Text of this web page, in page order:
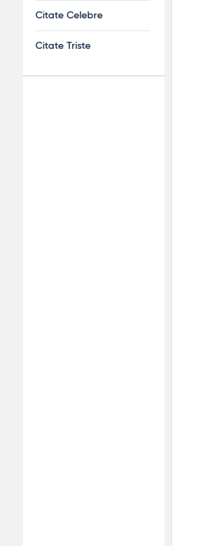
Citate Celebre
Citate Triste